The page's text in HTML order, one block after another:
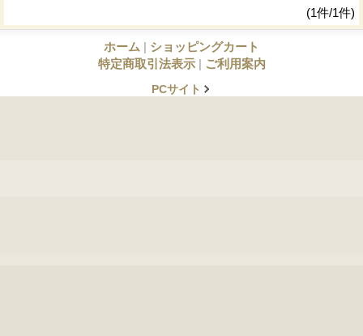
(1件/1件)
ホーム | ショッピングカート
特定商取引法表示 | ご利用案内
PCサイト